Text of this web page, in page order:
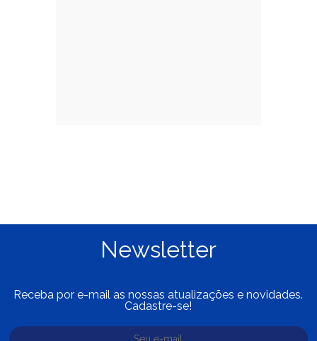
Newsletter
Receba por e-mail as nossas atualizações e novidades.
Cadastre-se!